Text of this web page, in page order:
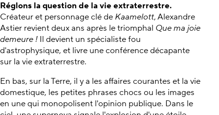
Réglons la question de la vie extraterrestre.
Créateur et personnage clé de Kaamelott, Alexandre
Astier revient deux ans après le triomphal Que ma joie
demeure ! Il devient un spécialiste fou
d'astrophysique, et livre une conférence décapante
sur la vie extraterrestre.
En bas, sur la Terre, il y a les affaires courantes et la vie
domestique, les petites phrases chocs ou les images
en une qui monopolisent l'opinion publique. Dans le